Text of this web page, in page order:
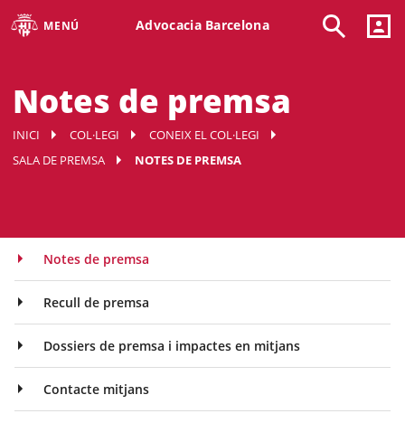
MENÚ Advocacia Barcelona
Notes de premsa
INICI COL·LEGI
CONEIX EL COL·LEGI
SALA DE PREMSA
NOTES DE PREMSA
Notes de premsa
Recull de premsa
Dossiers de premsa i impactes en mitjans
Contacte mitjans